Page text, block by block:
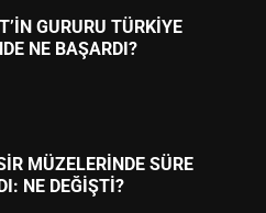
NE
NE BAŞARDI?